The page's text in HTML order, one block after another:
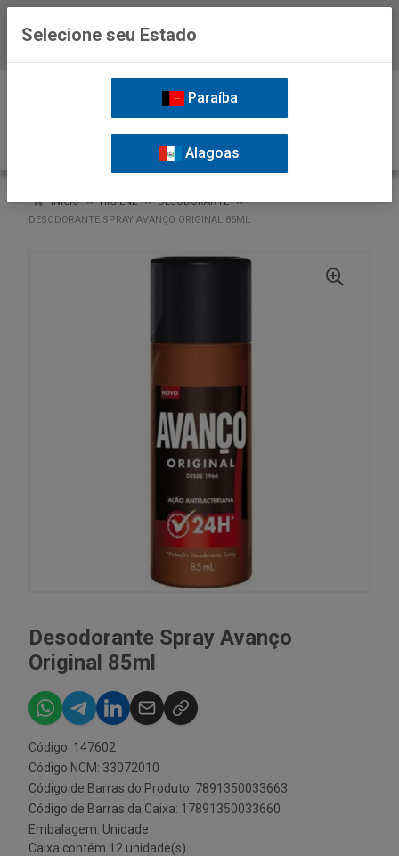
INÍCIO HIGIENE
DESODORANTE
DESODORANTE SPRAY AVANÇO ORIGINAL 85ML
Desodorante Spray Avanço
Original 85ml
Código: 147602
Código NCM: 33072010
Código de Barras do Produto: 7891350033663
Código de Barras da Caixa: 17891350033660
Embalagem: Unidade
Caixa contém 12 unidade(s)
Selecione seu Estado
Paraíba
Alagoas